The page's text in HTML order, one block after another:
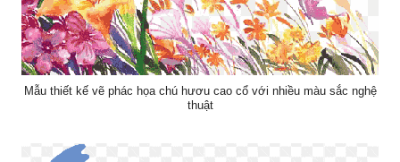
Mẫu thiết kế vẽ phác họa chú hươu cao cổ với nhiều màu sắc nghệ
thuật